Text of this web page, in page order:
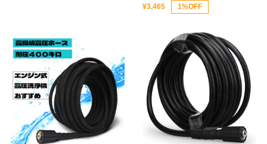
¥3,465
1%OFF